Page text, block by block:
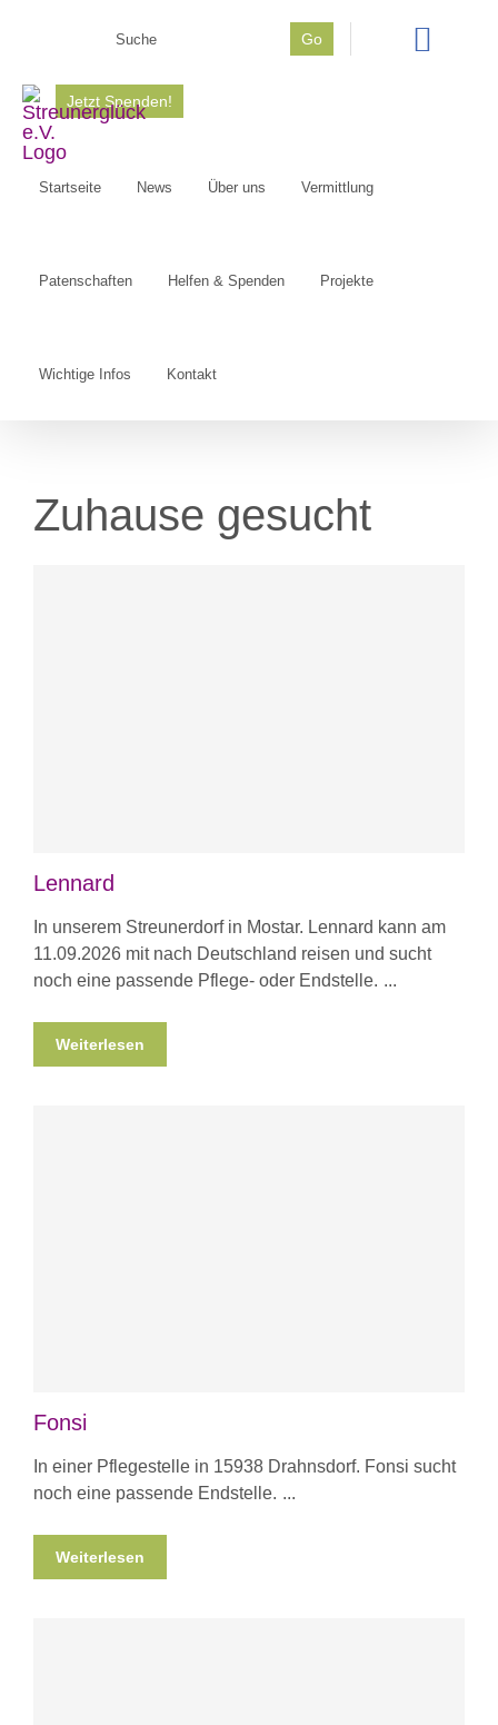
nach:
Go
Jetzt Spenden!
Startseite News Über uns Vermittlung
Patenschaften Helfen & Spenden Projekte
Wichtige Infos Kontakt
Zuhause gesucht
Lennard
In unserem Streunerdorf in Mostar. Lennard kann am
11.09.2026 mit nach Deutschland reisen und sucht
noch eine passende Pflege- oder Endstelle.
Weiterlesen
Fonsi
In einer Pflegestelle in 15938 Drahnsdorf. Fonsi sucht
noch eine passende Endstelle.
Weiterlesen